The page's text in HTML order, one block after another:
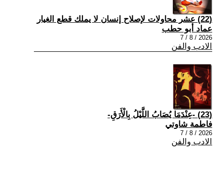
(22) عشر محاولات لإصلاح إنسان لا يملك قطع الغيار
عماد أبو حطب
2026 / 8 / 7
الادب والفن
(23) -عِنْدَمَا يُصَابُ اللَّيْلُ بِالْأَرَقِ-
فاطمة شاوتي
2026 / 8 / 7
الادب والفن